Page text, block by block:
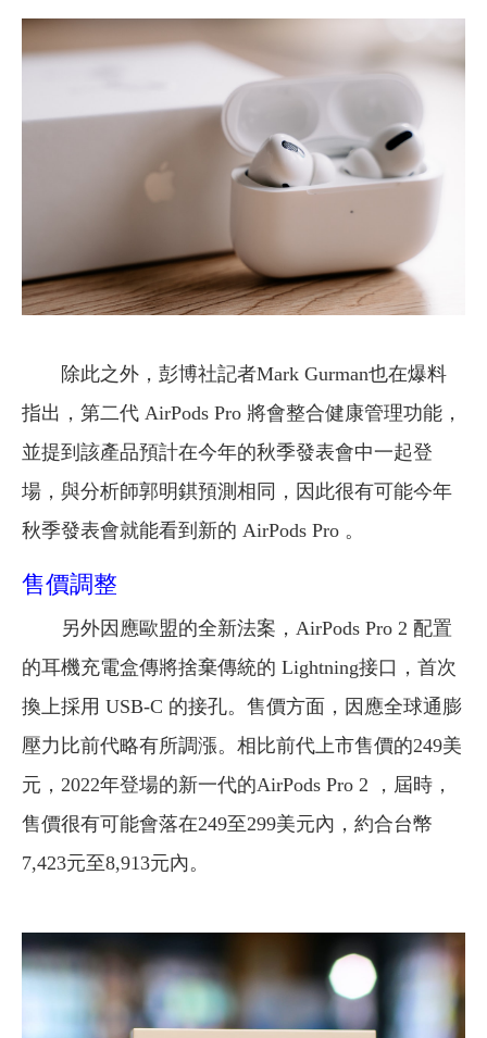
除此之外，彭博社記者Mark Gurman也在爆料
指出，第二代 AirPods Pro 將會整合健康管理功能，
並提到該產品預計在今年的秋季發表會中一起登
場，與分析師郭明錤預測相同，因此很有可能今年
秋季發表會就能看到新的 AirPods Pro 。
售價調整
另外因應歐盟的全新法案，AirPods Pro 2 配置
的耳機充電盒傳將捨棄傳統的 Lightning接口，首次
換上採用 USB-C 的接孔。售價方面，因應全球通膨
壓力比前代略有所調漲。相比前代上市售價的249美
元，2022年登場的新一代的AirPods Pro 2 ，屆時，
售價很有可能會落在249至299美元內，約合台幣
7,423元至8,913元內。